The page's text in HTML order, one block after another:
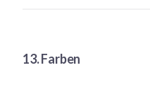
13. Farben